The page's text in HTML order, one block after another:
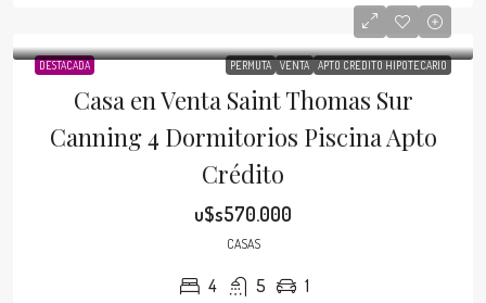
DESTACADA PERMUTA VENTA APTO CRÉDITO HIPOTECARIO
Casa en Venta Saint Thomas Sur
Canning 4 Dormitorios Piscina Apto
Crédito
u$s570.000
CASAS
4 5 1